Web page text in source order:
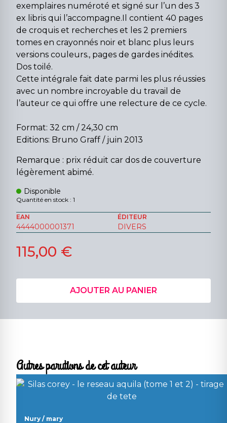
exemplaires numéroté et signé sur l’un des 3
ex libris qui l’accompagne.Il contient 40 pages
de croquis et recherches et les 2 premiers
tomes en crayonnés noir et blanc plus leurs
versions couleurs., pages de gardes inédites.
Dos toilé.
Cette intégrale fait date parmi les plus réussies
avec un nombre incroyable du travail de
l’auteur ce qui offre une relecture de ce cycle.
Format: 32 cm / 24,30 cm
Editions: Bruno Graff / juin 2013
Remarque : prix réduit car dos de couverture
légèrement abimé.
Disponible
Quantité en stock : 1
EAN
4444000001371
ÉDITEUR
DIVERS
115,00 €
AJOUTER AU PANIER
Autres parutions de cet auteur
Nury / mary